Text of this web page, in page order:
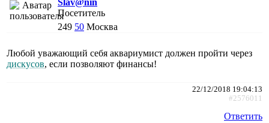
Посетитель
249 50 Москва
Любой уважающий себя аквариумист должен пройти через
дискусов, если позволяют финансы!
22/12/2018 19:04:13
#2576011
Ответить